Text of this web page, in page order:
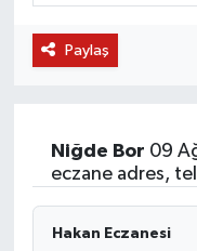
Paylaş
Niğde Bor 09
eczane adres,
Hakan Eczanesi